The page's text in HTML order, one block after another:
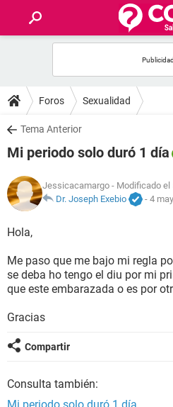
FOROS
SALUD
FAMILIA
NUTRICIÓN
BIENESTAR
SEXUALIDAD
Foros Sexualidad
Tema Anterior
Mi periodo solo duró 1 día
Jessicacamargo - Modificado el
Dr. Joseph Exebio
- 4
Hola,
Me paso que me bajo mi regla
se deba ho tengo el diu por mi
que este embarazada o es por
Gracias
Compartir
Consulta también: